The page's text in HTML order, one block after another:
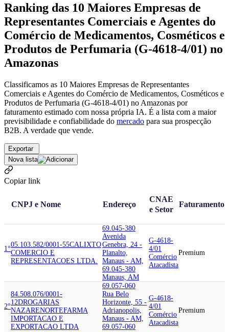
Ranking das 10 Maiores Empresas de
Representantes Comerciais e Agentes do
Comércio de Medicamentos, Cosméticos e
Produtos de Perfumaria (G-4618-4/01) no
Amazonas
Classificamos as 10 Maiores Empresas de Representantes
Comerciais e Agentes do Comércio de Medicamentos, Cosméticos e
Produtos de Perfumaria (G-4618-4/01) no Amazonas por
faturamento estimado com nossa própria IA. É a lista com a maior
previsibilidade e confiabilidade do mercado para sua prospecção
B2B. A verdade que vende.
Exportar
Nova lista
Copiar link
CNPJ e Nome Endereço
CNAE
e Setor
Faturamento
1°
05.103.582/0001-55CALIXTO
COMERCIO E
REPRESENTACOES LTDA.
69.045-380
Avenida
Genebra, 24 -
Planalto,
Manaus - AM,
69.045-380
Manaus, AM
G-4618-
4/01
Comércio
Atacadista
Premium
2°
84.508.076/0001-
12DROGARIAS
NAZARENORTEFARMA
IMPORTACAO E
EXPORTACAO LTDA
69.057-060
Rua Belo
Horizonte, 55 -
Adrianopolis,
Manaus - AM,
69.057-060
G-4618-
4/01
Comércio
Atacadista
Premium